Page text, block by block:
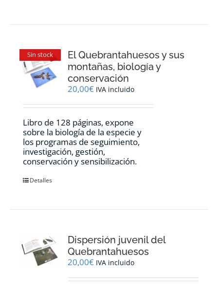
Sin stock
El Quebrantahuesos y sus
montañas, biología y
conservación
20,00€ IVA incluido
Libro de 128 páginas, expone
sobre la biología de la especie y
los programas de seguimiento,
investigación, gestión,
conservación y sensibilización.
Detalles
Dispersión juvenil del
Quebrantahuesos
20,00€ IVA incluido